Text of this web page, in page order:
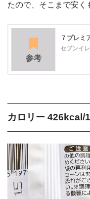
たので、そこまで安く
参考
７プレミ
セブンイ
カロリー 426kcal/1